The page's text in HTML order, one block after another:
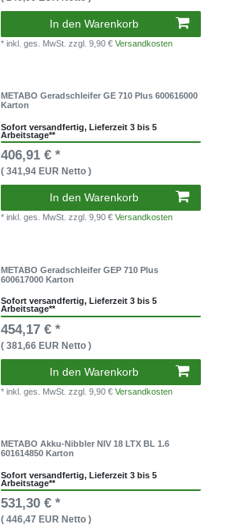
In den Warenkorb
* inkl. ges. MwSt.zzgl. 9,90 €Versandkosten
METABO Geradschleifer GE 710 Plus 600616000
Karton
Sofort versandfertig, Lieferzeit 3 bis 5
Arbeitstage**
406,91 € *
( 341,94 EUR Netto )
In den Warenkorb
* inkl. ges. MwSt.zzgl. 9,90 €Versandkosten
METABO Geradschleifer GEP 710 Plus
600617000 Karton
Sofort versandfertig, Lieferzeit 3 bis 5
Arbeitstage**
454,17 € *
( 381,66 EUR Netto )
In den Warenkorb
* inkl. ges. MwSt.zzgl. 9,90 €Versandkosten
METABO Akku-Nibbler NIV 18 LTX BL 1.6
601614850 Karton
Sofort versandfertig, Lieferzeit 3 bis 5
Arbeitstage**
531,30 € *
( 446,47 EUR Netto )